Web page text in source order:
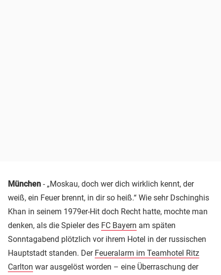
München - „Moskau, doch wer dich wirklich kennt, der
weiß, ein Feuer brennt, in dir so heiß.“ Wie sehr Dschinghis
Khan in seinem 1979er-Hit doch Recht hatte, mochte man
denken, als die Spieler des FC Bayern am späten
Sonntagabend plötzlich vor ihrem Hotel in der russischen
Hauptstadt standen. Der Feueralarm im Teamhotel Ritz
Carlton war ausgelöst worden – eine Überraschung der